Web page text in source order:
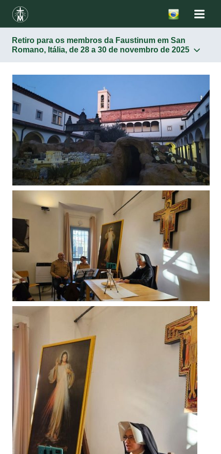
Retiro para os membros da Faustinum em San
Romano, Itália, de 28 a 30 de novembro de 2025